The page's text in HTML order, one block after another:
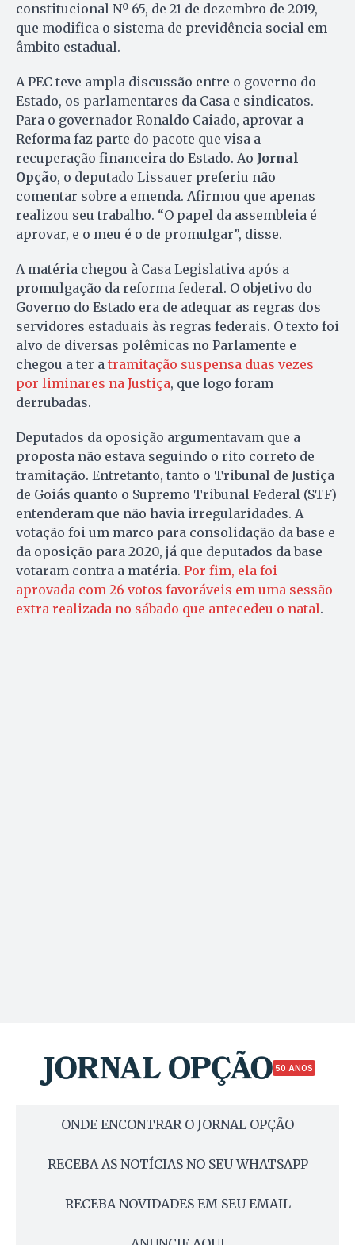
constitucional Nº 65, de 21 de dezembro de 2019,
que modifica o sistema de previdência social em
âmbito estadual.
A PEC teve ampla discussão entre o governo do
Estado, os parlamentares da Casa e sindicatos.
Para o governador Ronaldo Caiado, aprovar a
Reforma faz parte do pacote que visa a
recuperação financeira do Estado. Ao Jornal
Opção, o deputado Lissauer preferiu não
comentar sobre a emenda. Afirmou que apenas
realizou seu trabalho. “O papel da assembleia é
aprovar, e o meu é o de promulgar”, disse.
A matéria chegou à Casa Legislativa após a
promulgação da reforma federal. O objetivo do
Governo do Estado era de adequar as regras dos
servidores estaduais às regras federais. O texto foi
alvo de diversas polêmicas no Parlamente e
chegou a ter a tramitação suspensa duas vezes
por liminares na Justiça, que logo foram
derrubadas.
Deputados da oposição argumentavam que a
proposta não estava seguindo o rito correto de
tramitação. Entretanto, tanto o Tribunal de Justiça
de Goiás quanto o Supremo Tribunal Federal (STF)
entenderam que não havia irregularidades. A
votação foi um marco para consolidação da base e
da oposição para 2020, já que deputados da base
votaram contra a matéria. Por fim, ela foi
aprovada com 26 votos favoráveis em uma sessão
extra realizada no sábado que antecedeu o natal.
50 ANOS
ONDE ENCONTRAR O JORNAL OPÇÃO
RECEBA AS NOTÍCIAS NO SEU WHATSAPP
RECEBA NOVIDADES EM SEU EMAIL